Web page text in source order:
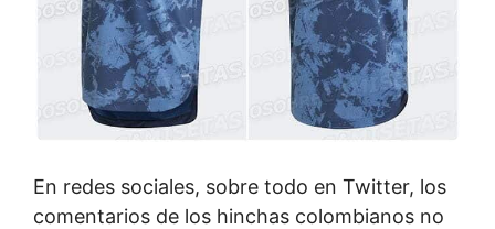
En redes sociales, sobre todo en Twitter, los
comentarios de los hinchas colombianos no